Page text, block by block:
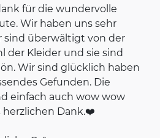
für die wundervolle
Wir haben uns sehr
sind überwältigt von der
der Kleider und sie sind
Wir sind glücklich haben
Gefunden. Die
einfach auch wow wow
herzlichen Dank.❤️